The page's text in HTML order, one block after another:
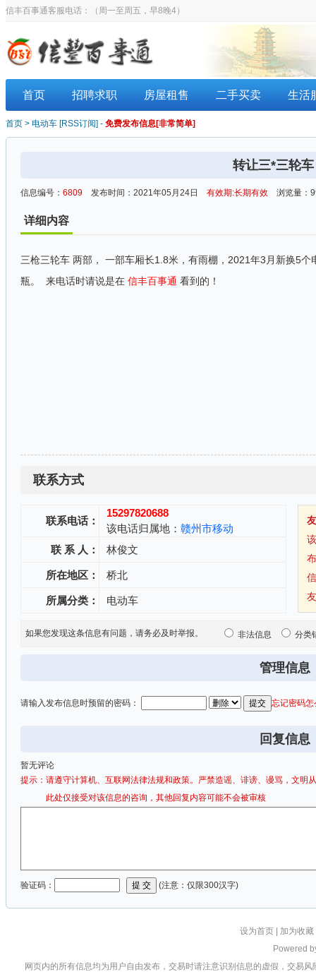
信丰百事通客服电话： （周一至周五，早8晚4）
首页 招聘求职 房屋租售 二手买卖 生活
首页 > 电动车 [RSS订阅] - 免费发布信息[非常简单]
转让三*三轮
信息编号： 6809 发布时间：2021年05月24日 有效期:长期有效 浏览量：
详细内容
三枪三轮车 两部， 一部车厢长1.8米，有雨棚，2021年3月新换5
瓶。 来电话时请说是在 信丰百事通 看到的！
联系方式
联系电话：
15297820688
该电话归属地： 赣州市移动
联 系 人：
林俊文
所在地区： 桥北
所属分类： 电动车
如果您发现这条信息有问题，请务必及时举报。 非法信息 分
管理信息
请输入发布信息时预留的密码： 忘记密码怎
回复信息
暂无评论
提示：请遵守计算机、互联网法律法规和政策。严禁造谣、诽谤、谩骂，文明
此处仅接受对该信息的咨询，其他回复内容可能不会被审核
验证码： (注意：仅限300汉字)
设为首页 加为收藏
Powered
网页内的所有信息均为用户自由发布，交易时请注意识别信息的虚假，交易